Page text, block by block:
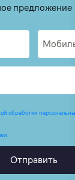
предложение
обработки
Отправить